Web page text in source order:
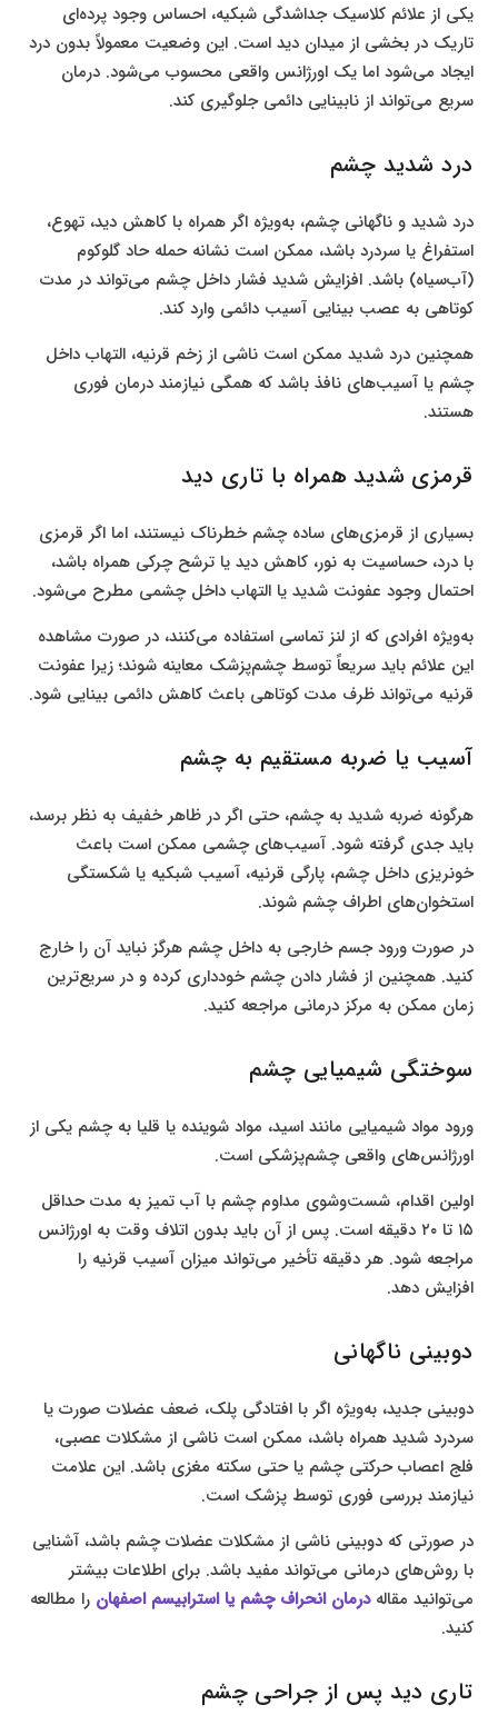
یکی از علائم کلاسیک جداشدگی شبکیه، احساس وجود پرده‌ای
تاریک در بخشی از میدان دید است. این وضعیت معمولاً بدون درد
ایجاد می‌شود اما یک اورژانس واقعی محسوب می‌شود. درمان
سریع می‌تواند از نابینایی دائمی جلوگیری کند.
درد شدید چشم
درد شدید و ناگهانی چشم، به‌ویژه اگر همراه با کاهش دید، تهوع،
استفراغ یا سردرد باشد، ممکن است نشانه حمله حاد گلوکوم
(آب‌سیاه) باشد. افزایش شدید فشار داخل چشم می‌تواند در مدت
کوتاهی به عصب بینایی آسیب دائمی وارد کند.
همچنین درد شدید ممکن است ناشی از زخم قرنیه، التهاب داخل
چشم یا آسیب‌های نافذ باشد که همگی نیازمند درمان فوری
هستند.
قرمزی شدید همراه با تاری دید
بسیاری از قرمزی‌های ساده چشم خطرناک نیستند، اما اگر قرمزی
با درد، حساسیت به نور، کاهش دید یا ترشح چرکی همراه باشد،
احتمال وجود عفونت شدید یا التهاب داخل چشمی مطرح می‌شود.
به‌ویژه افرادی که از لنز تماسی استفاده می‌کنند، در صورت مشاهده
این علائم باید سریعاً توسط چشم‌پزشک معاینه شوند؛ زیرا عفونت
قرنیه می‌تواند ظرف مدت کوتاهی باعث کاهش دائمی بینایی شود.
آسیب یا ضربه مستقیم به چشم
هرگونه ضربه شدید به چشم، حتی اگر در ظاهر خفیف به نظر برسد،
باید جدی گرفته شود. آسیب‌های چشمی ممکن است باعث
خونریزی داخل چشم، پارگی قرنیه، آسیب شبکیه یا شکستگی
استخوان‌های اطراف چشم شوند.
در صورت ورود جسم خارجی به داخل چشم هرگز نباید آن را خارج
کنید. همچنین از فشار دادن چشم خودداری کرده و در سریع‌ترین
زمان ممکن به مرکز درمانی مراجعه کنید.
سوختگی شیمیایی چشم
ورود مواد شیمیایی مانند اسید، مواد شوینده یا قلیا به چشم یکی از
اورژانس‌های واقعی چشم‌پزشکی است.
اولین اقدام، شست‌وشوی مداوم چشم با آب تمیز به مدت حداقل
۱۵ تا ۲۰ دقیقه است. پس از آن باید بدون اتلاف وقت به اورژانس
مراجعه شود. هر دقیقه تأخیر می‌تواند میزان آسیب قرنیه را
افزایش دهد.
دوبینی ناگهانی
دوبینی جدید، به‌ویژه اگر با افتادگی پلک، ضعف عضلات صورت یا
سردرد شدید همراه باشد، ممکن است ناشی از مشکلات عصبی،
فلج اعصاب حرکتی چشم یا حتی سکته مغزی باشد. این علامت
نیازمند بررسی فوری توسط پزشک است.
در صورتی که دوبینی ناشی از مشکلات عضلات چشم باشد، آشنایی
با روش‌های درمانی می‌تواند مفید باشد. برای اطلاعات بیشتر
می‌توانید مقالهدرمان انحراف چشم یا استرابیسم اصفهان را مطالعه
کنید.
تاری دید پس از جراحی چشم